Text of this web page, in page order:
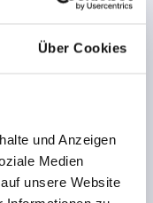
Über Cookies
und Anzeigen
Medien
unsere Website